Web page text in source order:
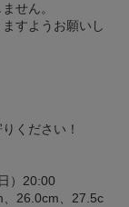
せん。
すようお願いし
ください！
）20:00
26.0cm、27.5c